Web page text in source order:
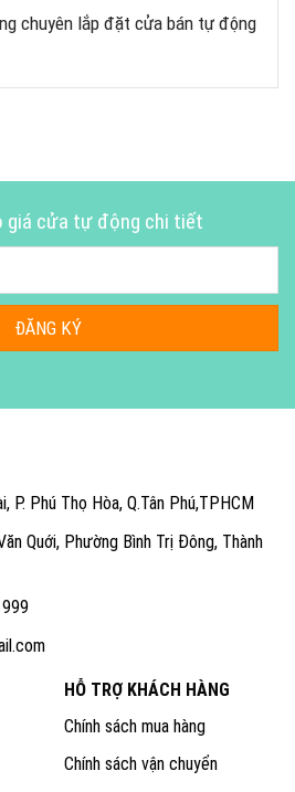
chuyên lắp đặt cửa bán tự động
giá cửa tự động chi tiết
P. Phú Thọ Hòa, Q.Tân Phú,TPHCM
Quới, Phường Bình Trị Đông, Thành
HỖ TRỢ KHÁCH HÀNG
Chính sách mua hàng
Chính sách vận chuyển